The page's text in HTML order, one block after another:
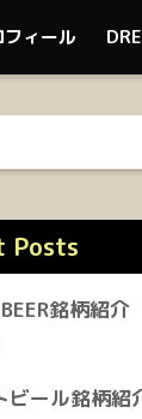
フィール
Posts
BEER銘柄紹
ビール銘柄